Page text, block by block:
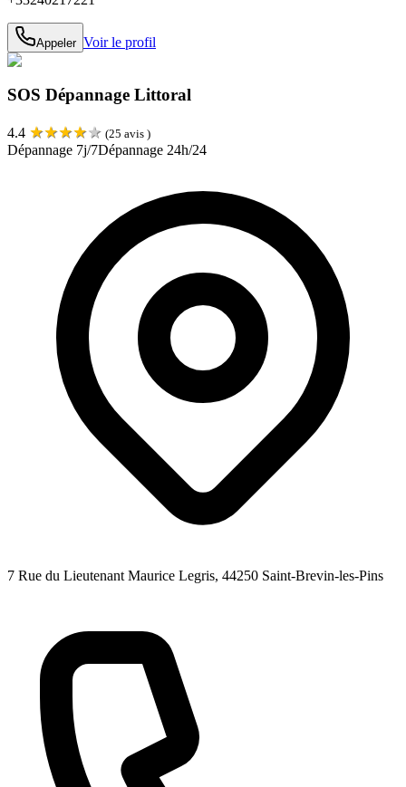
Appeler Voir le profil
SOS Dépannage Littoral
4.4 ★★★★★ (25 avis )
Dépannage 7j/7Dépannage 24h/24
7 Rue du Lieutenant Maurice Legris, 44250 Saint-Brevin-les-Pins